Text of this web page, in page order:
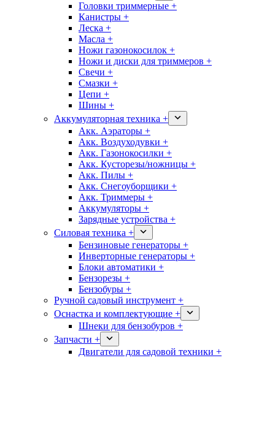
Головки триммерные +
Канистры +
Леска +
Масла +
Ножи газонокосилок +
Ножи и диски для триммеров +
Свечи +
Смазки +
Цепи +
Шины +
Аккумуляторная техника +
Акк. Аэраторы +
Акк. Воздуходувки +
Акк. Газонокосилки +
Акк. Кусторезы/ножницы +
Акк. Пилы +
Акк. Снегоуборщики +
Акк. Триммеры +
Аккумуляторы +
Зарядные устройства +
Силовая техника +
Бензиновые генераторы +
Инверторные генераторы +
Блоки автоматики +
Бензорезы +
Бензобуры +
Ручной садовый инструмент +
Оснастка и комплектующие +
Шнеки для бензобуров +
Запчасти +
Двигатели для садовой техники +